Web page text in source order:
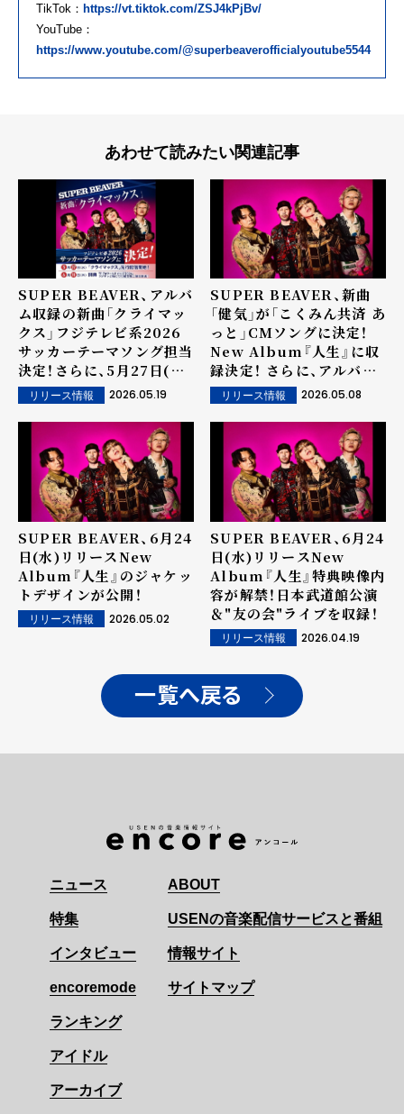
TikTok： https://vt.tiktok.com/ZSJ4kPjBv/
YouTube：
https://www.youtube.com/@superbeaverofficialyoutube5544
あわせて読みたい関連記事
SUPER BEAVER、アルバ
ム収録の新曲「クライマッ
クス」フジテレビ系2026
サッカーテーマソング担当
決定！さらに、5月27日(水)
より「クライマックス」先
行配信も決定！
リリース情報 2026.05.19
SUPER BEAVER、新曲
「健気」が「こくみん共済 あ
っと」CMソングに決定！
New Album『人生』に収
録決定！ さらに、アルバム
曲順が一部解禁！
リリース情報 2026.05.08
SUPER BEAVER、6月24
日(水)リリースNew
Album『人生』のジャケッ
トデザインが公開！
リリース情報 2026.05.02
SUPER BEAVER、6月24
日(水)リリースNew
Album『人生』特典映像内
容が解禁！日本武道館公演
＆"友の会"ライブを収録！
リリース情報 2026.04.19
一覧へ戻る
ニュース
特集
インタビュー
encoremode
ランキング
アイドル
アーカイブ
ABOUT
USENの音楽配信サービスと番組
情報サイト
サイトマップ